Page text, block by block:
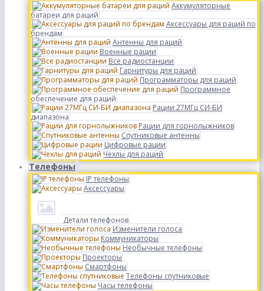
Аккумуляторные
батареи для раций
Аксессуары для раций по
брендам
Антенны для раций
Военные рации
Все радиостанции
Гарнитуры для раций
Программаторы для раций
Программное
обеспечение для раций
Рации 27МГц СИ-БИ
диапазона
Рации для горнолыжников
Спутниковые антенны
Цифровые рации
Чехлы для раций
Телефоны
IP телефоны
Аксессуары
Детали телефонов
Изменители голоса
Коммуникаторы
Необычные телефоны
Проекторы
Смартфоны
Телефоны спутниковые
Часы телефоны